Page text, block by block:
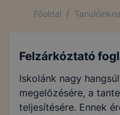
Főoldal /
Felzárkóztató
Iskolánk nagy
megelőzésére, a
teljesítésére. Ennek